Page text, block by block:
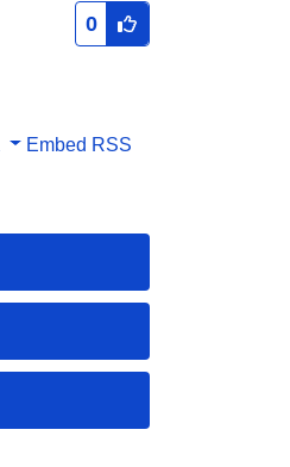
0
Embed RSS